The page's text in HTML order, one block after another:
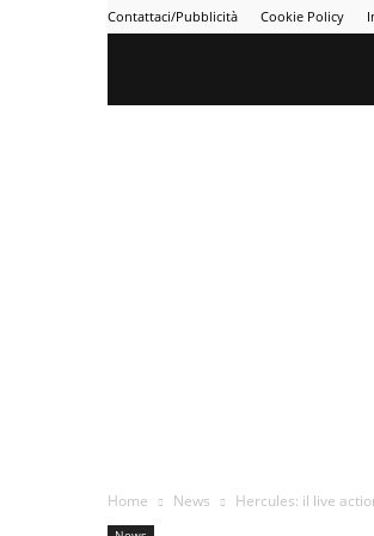
Contattaci/Pubblicità Cookie Policy
Home News Hercules: il live